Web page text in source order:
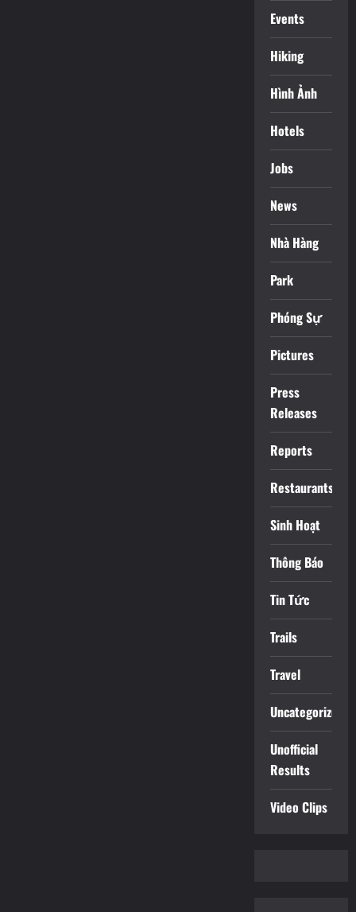
Events
Hiking
Hình Ảnh
Hotels
Jobs
News
Nhà Hàng
Park
Phóng Sự
Pictures
Press
Releases
Reports
Restaurants
Sinh Hoạt
Thông Báo
Tin Tức
Trails
Travel
Uncategorized
Unofficial
Results
Video Clips